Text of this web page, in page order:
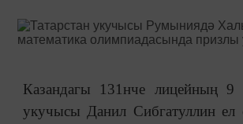
Казандагы 131нче лицейның
укучысы Данил Сибгатуллин ел